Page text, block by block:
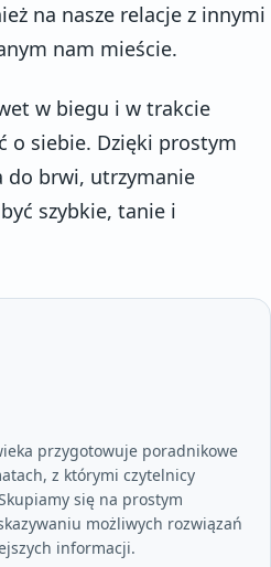
na nasze relacje z innymi
nam mieście.
w biegu i w trakcie
o siebie. Dzięki prostym
brwi, utrzymanie
szybkie, tanie i
przygotowuje poradnikowe
z którymi czytelnicy
się na prostym
możliwych rozwiązań
informacji.